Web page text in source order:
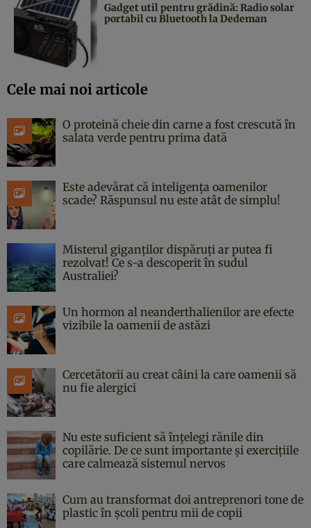
Gadget util pentru grădină: Radio solar
portabil cu Bluetooth la Dedeman
Cele mai noi articole
O proteină cheie din carne a fost crescută în
salata verde pentru prima dată
Este adevărat că inteligența oamenilor
scade? Răspunsul nu este atât de simplu!
Misterul giganților dispăruți ar putea fi
rezolvat! Ce s-a descoperit în sudul
Australiei?
Un hormon al neanderthalienilor are efecte
vizibile la oamenii de astăzi
Cercetătorii au creat câini la care oamenii să
nu fie alergici
Nu este suficient să înțelegi rănile din
copilărie. De ce sunt importante și exercițiile
care calmează sistemul nervos
Cum au transformat doi antreprenori tone de
plastic în școli pentru mii de copii